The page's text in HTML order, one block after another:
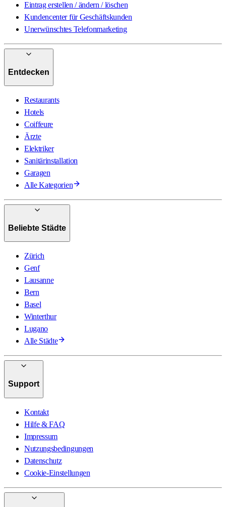
Eintrag erstellen / ändern / löschen
Kundencenter für Geschäftskunden
Unerwünschtes Telefonmarketing
Entdecken
Restaurants
Hotels
Coiffeure
Ärzte
Elektriker
Sanitärinstallation
Garagen
Alle Kategorien
Beliebte Städte
Zürich
Genf
Lausanne
Bern
Basel
Winterthur
Lugano
Alle Städte
Support
Kontakt
Hilfe & FAQ
Impressum
Nutzungsbedingungen
Datenschutz
Cookie-Einstellungen